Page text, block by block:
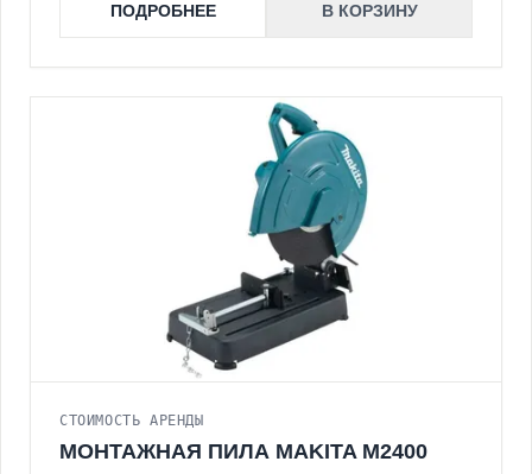
ПОДРОБНЕЕ В КОРЗИНУ
СТОИМОСТЬ АРЕНДЫ
МОНТАЖНАЯ ПИЛА MAKITA M2400